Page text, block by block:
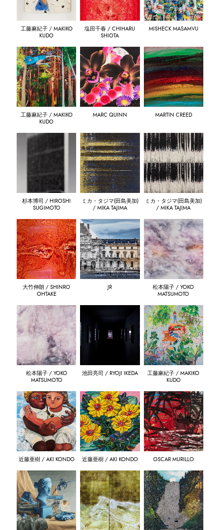
工藤麻紀子 / MAKIKO
KUDO
塩田千春 / CHIHARU
SHIOTA
MISHECK MASAMVU
工藤麻紀子 / MAKIKO
KUDO
MARC QUINN MARTIN CREED
杉本博司 / HIROSHI
SUGIMOTO
ミカ・タジマ(田島美加)
/ MIKA TAJIMA
ミカ・タジマ(田島美加)
/ MIKA TAJIMA
大竹伸朗 / SHINRO
OHTAKE
JR
松本陽子 / YOKO
MATSUMOTO
松本陽子 / YOKO
MATSUMOTO
池田亮司 / RYOJI IKEDA
工藤麻紀子 / MAKIKO
KUDO
近藤亜樹 / AKI KONDO 近藤亜樹 / AKI KONDO OSCAR MURILLO